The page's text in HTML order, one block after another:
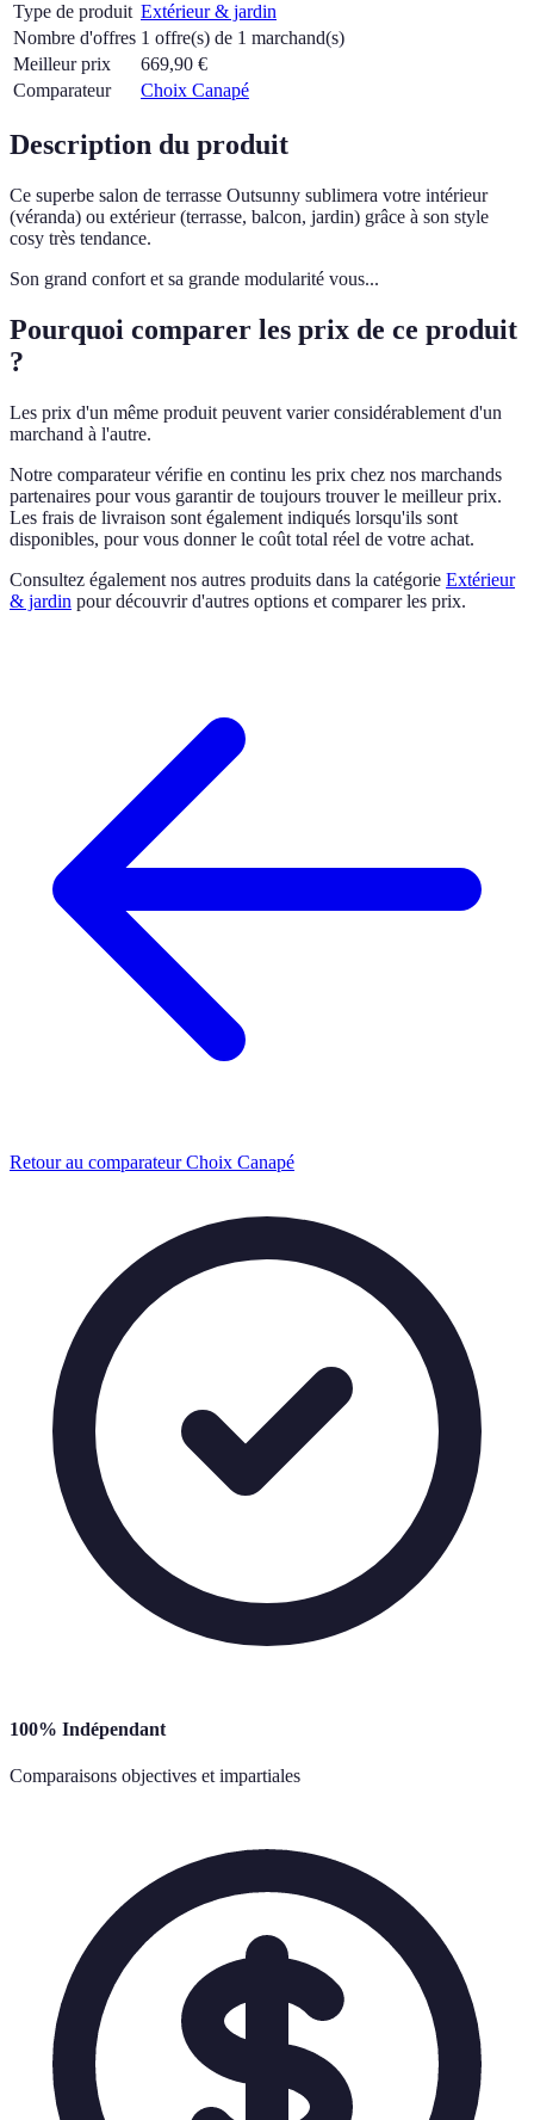
Type de produit Extérieur & jardin
Nombre d'offres 1 offre(s) de 1 marchand(s)
Meilleur prix
669,90 €
Comparateur
Choix Canapé
Description du produit
Ce superbe salon de terrasse Outsunny sublimera votre intérieur
(véranda) ou extérieur (terrasse, balcon, jardin) grâce à son style
cosy très tendance.
Son grand confort et sa grande modularité vous...
Pourquoi comparer les prix de ce produit
?
Les prix d'un même produit peuvent varier considérablement d'un
marchand à l'autre.
Notre comparateur vérifie en continu les prix chez nos marchands
partenaires pour vous garantir de toujours trouver le meilleur prix.
Les frais de livraison sont également indiqués lorsqu'ils sont
disponibles, pour vous donner le coût total réel de votre achat.
Consultez également nos autres produits dans la catégorie Extérieur
& jardin pour découvrir d'autres options et comparer les prix.
Retour au comparateur Choix Canapé
100% Indépendant
Comparaisons objectives et impartiales